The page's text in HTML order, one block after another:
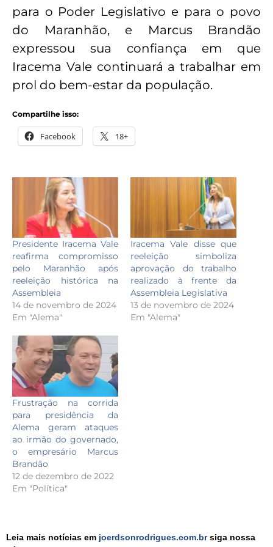
para o Poder Legislativo e para o povo
do Maranhão, e Marcus Brandão
expressou sua confiança em que
Iracema Vale continuará a trabalhar em
prol do bem-estar da população.
Compartilhe isso:
Facebook 18+
Presidente Iracema Vale
reafirma compromisso
pelo Maranhão após
reeleição histórica na
Assembleia
14 de novembro de 2024
Em "Alema"
Iracema Vale disse que
reeleição simboliza
aprovação do trabalho
realizado à frente da
Assembleia Legislativa
13 de novembro de 2024
Em "Alema"
Frustração na corrida
para presidência da
Alema geram ataques
ao irmão do governado,
o empresário Marcus
Brandão
12 de dezembro de 2022
Em "Política"
Leia mais notícias em joerdsonrodrigues.com.brsiga nossa